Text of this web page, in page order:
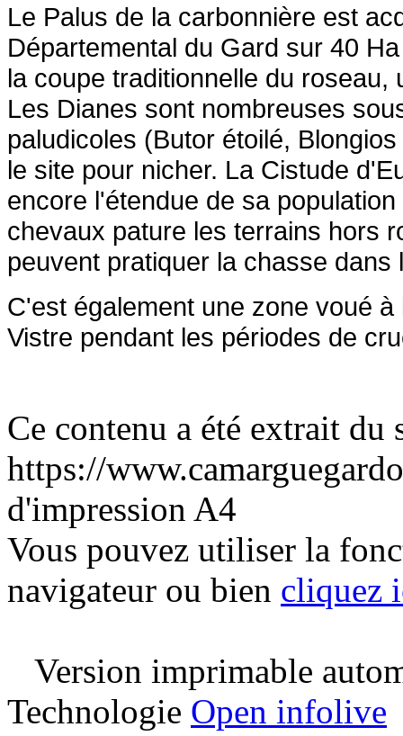
Le Palus de la carbonnière est
Départemental du Gard sur 40
la coupe traditionnelle du
Les Dianes sont nombreuses
paludicoles (Butor étoilé,
le site pour nicher. La Cistude
encore l'étendue de sa
chevaux pature les terrains hors
peuvent pratiquer la chasse dans
C'est également une zone voué
Vistre pendant les périodes de
Ce contenu a été extrait du
https://
d'impression A4
Vous pouvez utiliser la
navigateur ou bien cliquez
Version imprimable
Technologie Open infolive